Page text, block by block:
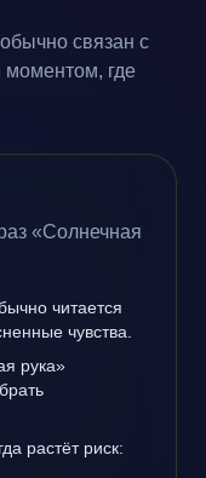
связан с
где
«Солнечная
читается
чувства.
рука»
растёт риск: